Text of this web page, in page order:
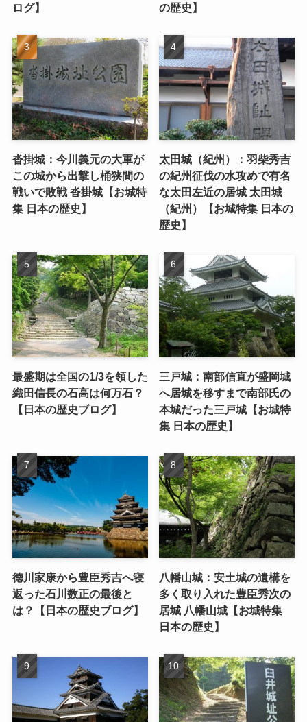
ログ】
の歴史】
沓掛城：今川義元の大軍が
この城から出撃し桶狭間の
戦いで敗戦 沓掛城【お城特
集 日本の歴史】
太田城（紀州）：羽柴秀吉
の紀州征伐の水攻めで有名
な太田左近の居城 太田城
（紀州）【お城特集 日本の
歴史】
最盛期は全国の1/3を領した
織田信長の石高は何万石？
【日本の歴史ブログ】
三戸城：南部信直が盛岡城
へ居城を移すまで南部氏の
本城だった三戸城【お城特
集 日本の歴史】
徳川家康から豊臣秀吉へ寝
返った石川数正の最後と
は？【日本の歴史ブログ】
八幡山城：安土城の遺構を
多く取り入れた豊臣秀次の
居城 八幡山城【お城特集
日本の歴史】